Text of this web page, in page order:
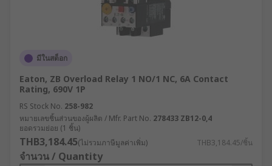
controllers, auxiliary contacts are typically
internal components of a contactor and are used
to reduce current power in high voltage
applications. A range of auxiliary contacts is
available to compliment your contactor solution
มีในสต็อก
Eaton, ZB Overload Relay 1 NO/1 NC, 6A Contact
Rating, 690V 1P
RS Stock No. 258-982
หมายเลขชิ้นส่วนของผู้ผลิต / Mfr. Part No. 278433 ZB12-0,4
ยอดรวมย่อย (1 ชิ้น)
THB3,184.45(ไม่รวมภาษีมูลค่าเพิ่ม) THB3,184.45/ชิ้น
จำนวน / Quantity